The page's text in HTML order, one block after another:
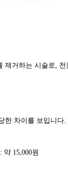
제거하는 시술로,
한 차이를 보입니
15,000원